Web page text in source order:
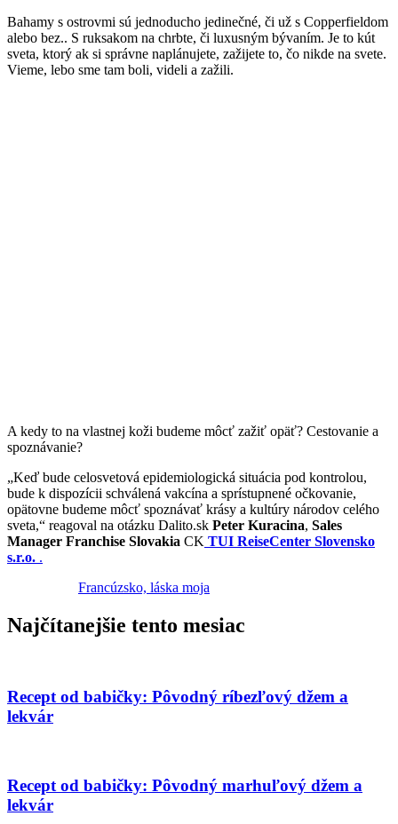
Bahamy s ostrovmi sú jednoducho jedinečné, či už s Copperfieldom
alebo bez.. S ruksakom na chrbte, či luxusným bývaním. Je to kút
sveta, ktorý ak si správne naplánujete, zažijete to, čo nikde na svete.
Vieme, lebo sme tam boli, videli a zažili.
A kedy to na vlastnej koži budeme môcť zažiť opäť? Cestovanie a
spoznávanie?
„Keď bude celosvetová epidemiologická situácia pod kontrolou,
bude k dispozícii schválená vakcína a sprístupnené očkovanie,
opätovne budeme môcť spoznávať krásy a kultúry národov celého
sveta,“ reagoval na otázku Dalito.sk Peter Kuracina, Sales
Manager Franchise Slovakia CK TUI ReiseCenter Slovensko
s.r.o. .
Francúzsko, láska moja
Najčítanejšie tento mesiac
Recept od babičky: Pôvodný ríbezľový džem a
lekvár
Recept od babičky: Pôvodný marhuľový džem a
lekvár